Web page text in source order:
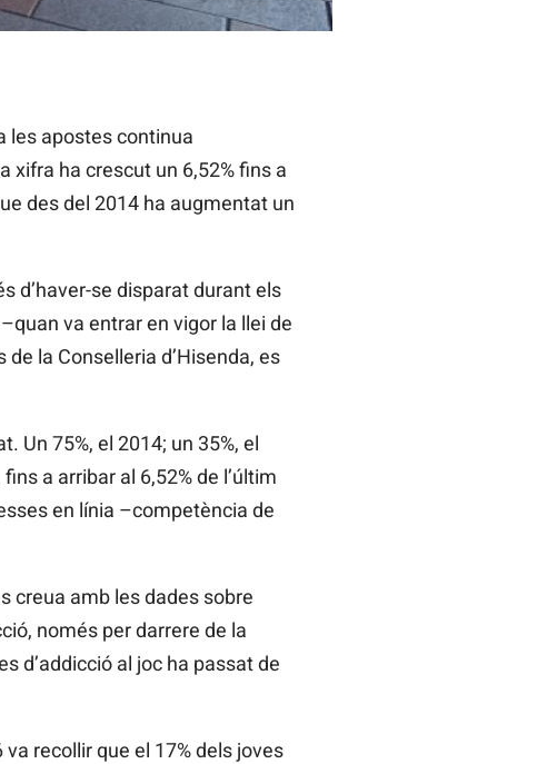
les apostes continua
xifra ha crescut un 6,52% fins a
des del 2014 ha augmentat un
d’haver-se disparat durant els
va entrar en vigor la llei de
la Conselleria d’Hisenda, es
Un 75%, el 2014; un 35%, el
a arribar al 6,52% de l’últim
en línia –competència de
creua amb les dades sobre
només per darrere de la
d’addicció al joc ha passat de
recollir que el 17% dels joves